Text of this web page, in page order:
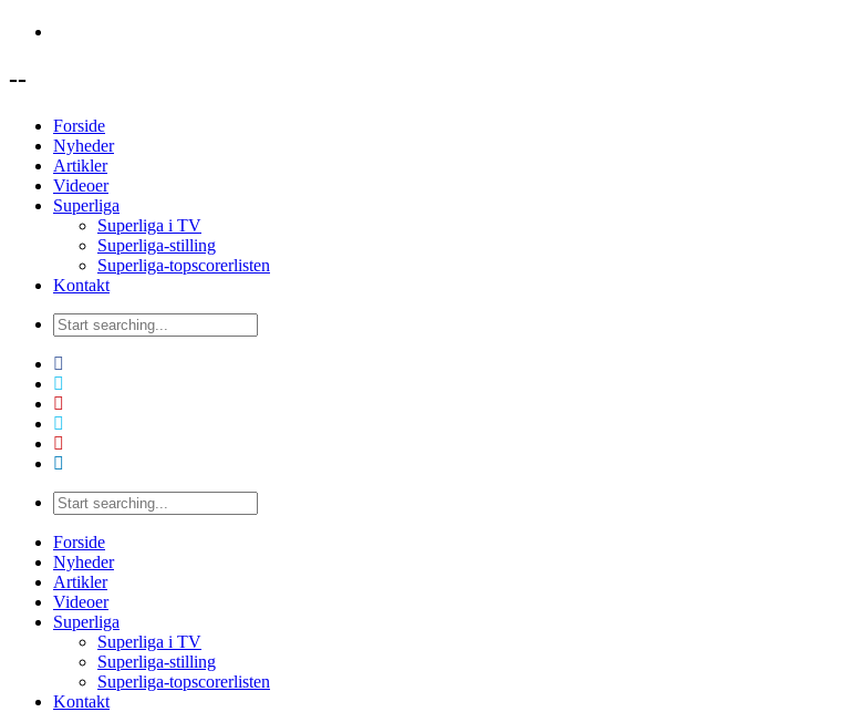
--
Forside
Nyheder
Artikler
Videoer
Superliga
Superliga i TV
Superliga-stilling
Superliga-topscorerlisten
Kontakt
Forside
Nyheder
Artikler
Videoer
Superliga
Superliga i TV
Superliga-stilling
Superliga-topscorerlisten
Kontakt